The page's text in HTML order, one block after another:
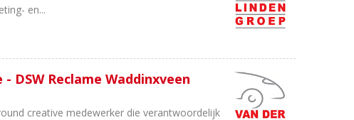
en...
DSW Reclame Waddinxveen
creative medewerker die verantwoordelijk